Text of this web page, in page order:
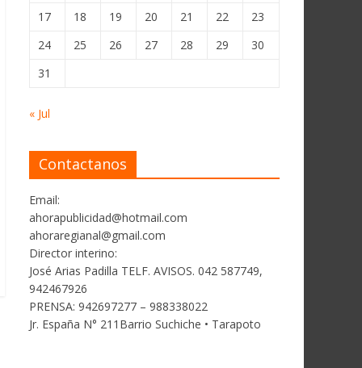
17
18 19 20 21 22
23
24
25 26 27 28 29
30
31
« Jul
Contactanos
Email:
ahorapublicidad@hotmail.com
ahoraregianal@gmail.com
Director interino:
José Arias Padilla TELF. AVISOS. 042 587749,
942467926
PRENSA: 942697277 – 988338022
Jr. España N° 211Barrio Suchiche • Tarapoto